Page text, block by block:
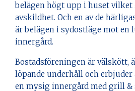
belägen högt upp i huset
avskildhet. Och en av de
är belägen i sydostläge mot en
innergård.
Bostadsföreningen är välskött,
löpande underhåll och erbjuder
en mysig innergård med grill &